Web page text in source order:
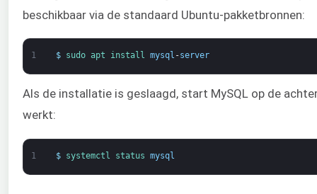
beschikbaar via de standaard Ubuntu-pakketbronnen:
1 $ sudo apt install mysql -server
Als de installatie is geslaagd, start MySQL op de
werkt:
1 $ systemctl status mysql